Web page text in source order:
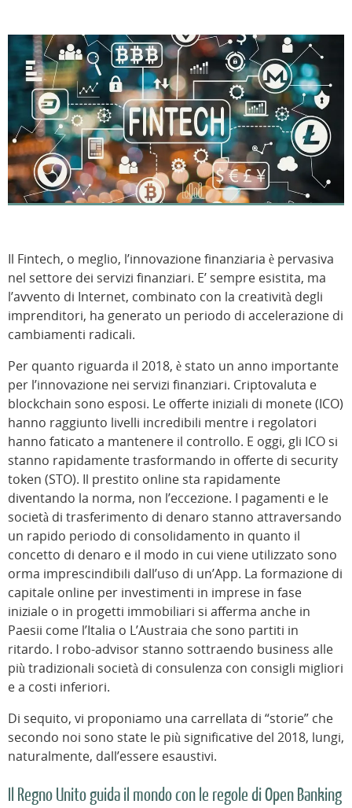
Il Fintech, o meglio, l’innovazione finanziaria è pervasiva
nel settore dei servizi finanziari. E’ sempre esistita, ma
l’avvento di Internet, combinato con la creatività degli
imprenditori, ha generato un periodo di accelerazione di
cambiamenti radicali.
Per quanto riguarda il 2018, è stato un anno importante
per l’innovazione nei servizi finanziari. Criptovaluta e
blockchain sono esposi. Le offerte iniziali di monete (ICO)
hanno raggiunto livelli incredibili mentre i regolatori
hanno faticato a mantenere il controllo. E oggi, gli ICO si
stanno rapidamente trasformando in offerte di security
token (STO). Il prestito online sta rapidamente
diventando la norma, non l’eccezione. I pagamenti e le
società di trasferimento di denaro stanno attraversando
un rapido periodo di consolidamento in quanto il
concetto di denaro e il modo in cui viene utilizzato sono
orma imprescindibili dall’uso di un’App. La formazione di
capitale online per investimenti in imprese in fase
iniziale o in progetti immobiliari si afferma anche in
Paesii come l’Italia o L’Austraia che sono partiti in
ritardo. I robo-advisor stanno sottraendo business alle
più tradizionali società di consulenza con consigli migliori
e a costi inferiori.
Di sequito, vi proponiamo una carrellata di “storie” che
secondo noi sono state le più significative del 2018, lungi,
naturalmente, dall’essere esaustivi.
Il Regno Unito guida il mondo con le regole di Open Banking